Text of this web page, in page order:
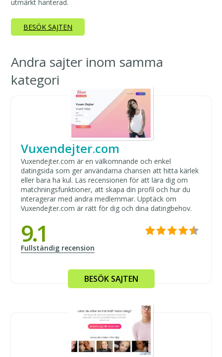
utmärkt hanterad.
BESÖK SAJTEN
Andra sajter inom samma
kategori
Vuxendejter.com
Vuxendejter.com är en välkomnande och enkel
datingsida som ger användarna chansen att hitta kärlek
eller bara ha kul. Läs recensionen för att lära dig om
matchningsfunktioner, att skapa din profil och hur du
interagerar med andra medlemmar. Upptäck om
Vuxendejter.com är rätt för dig och dina datingbehov.
9.1
Fullständig recension
BESÖK SAJTEN